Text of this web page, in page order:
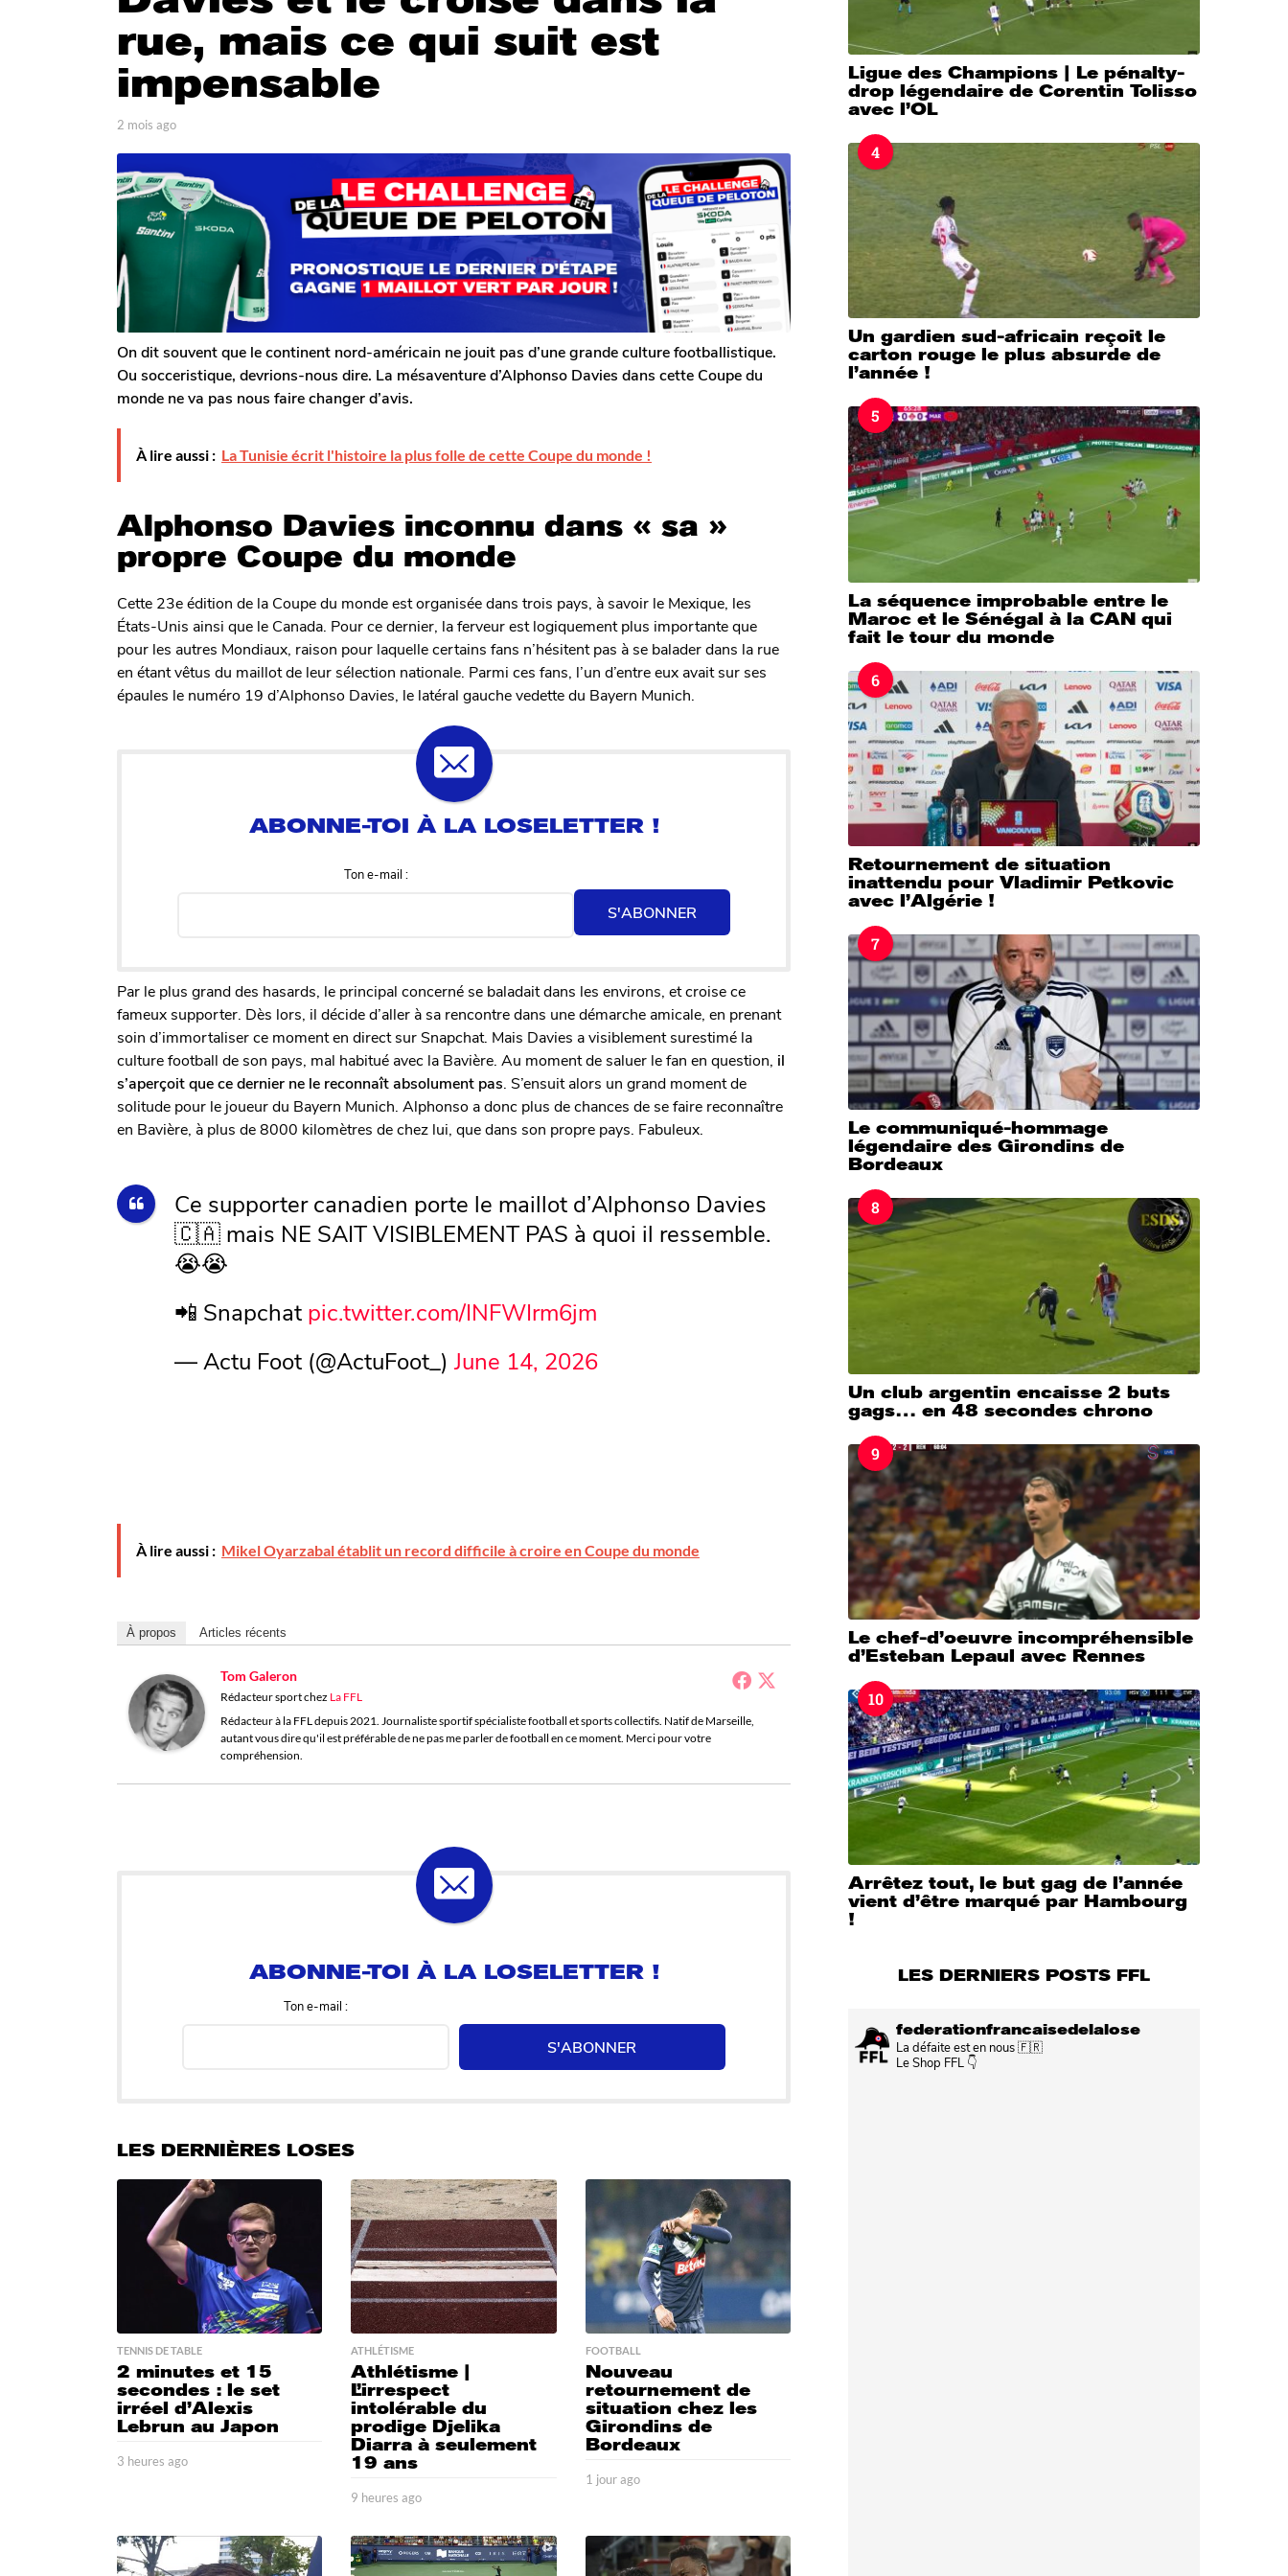
g
o
i
s
a
g
o
rue, mais ce qui suit est
impensable
p
r
T
o
m
G
a
l
e
r
o
n
2 mois ago
i
s
a
o
On dit souvent que le continent nord-américain ne jouit pas d’une grande culture footballistique.
Ou socceristique, devrions-nous dire. La mésaventure d’Alphonso Davies dans cette Coupe du
monde ne va pas nous faire changer d’avis.
À lire aussi : La Tunisie écrit l'histoire la plus folle de cette Coupe du monde !
Alphonso Davies inconnu dans « sa »
propre Coupe du monde
Cette 23e édition de la Coupe du monde est organisée dans trois pays, à savoir le Mexique, les
États-Unis ainsi que le Canada. Pour ce dernier, la ferveur est logiquement plus importante que
pour les autres Mondiaux, raison pour laquelle certains fans n’hésitent pas à se balader dans la rue
en étant vêtus du maillot de leur sélection nationale. Parmi ces fans, l’un d’entre eux avait sur ses
épaules le numéro 19 d’Alphonso Davies, le latéral gauche vedette du Bayern Munich.
Ton e-mail :
S'ABONNER
Par le plus grand des hasards, le principal concerné se baladait dans les environs, et croise ce
fameux supporter. Dès lors, il décide d’aller à sa rencontre dans une démarche amicale, en prenant
soin d’immortaliser ce moment en direct sur Snapchat. Mais Davies a visiblement surestimé la
culture football de son pays, mal habitué avec la Bavière. Au moment de saluer le fan en question, il
s’aperçoit que ce dernier ne le reconnaît absolument pas. S’ensuit alors un grand moment de
solitude pour le joueur du Bayern Munich. Alphonso a donc plus de chances de se faire reconnaître
en Bavière, à plus de 8000 kilomètres de chez lui, que dans son propre pays. Fabuleux.
Ce supporter canadien porte le maillot d’Alphonso Davies
🇨🇦 mais NE SAIT VISIBLEMENT PAS à quoi il ressemble.
😭😭
📲 Snapchat pic.twitter.com/INFWIrm6jm
— Actu Foot (@ActuFoot_)June 14, 2026
À lire aussi : Mikel Oyarzabal établit un record difficile à croire en Coupe du monde
À propos Articles récents
Tom Galeron
Rédacteur sportchez La FFL
Rédacteur à la FFL depuis 2021. Journaliste sportif spécialiste football et sports collectifs. Natif de Marseille,
autant vous dire qu'il est préférable de ne pas me parler de football en ce moment. Merci pour votre
compréhension.
Ton e-mail :
S'ABONNER
LES DERNIÈRES LOSES
TENNIS DE TABLE
2 minutes et 15
secondes : le set
irréel d’Alexis
Lebrun au Japon
3 heures ago
r
s
ATHLÉTISME
Athlétisme |
L’irrespect
intolérable du
prodige Djelika
Diarra à seulement
19 ans
9 heures ago
e
u
r
FOOTBALL
Nouveau
retournement de
situation chez les
Girondins de
Bordeaux
1 jour ago1
u
r
a
Ligue des Champions | Le pénalty-
drop légendaire de Corentin Tolisso
avec l’OL
4
Un gardien sud-africain reçoit le
carton rouge le plus absurde de
l’année !
5
La séquence improbable entre le
Maroc et le Sénégal à la CAN qui
fait le tour du monde
6
Retournement de situation
inattendu pour Vladimir Petkovic
avec l’Algérie !
7
Le communiqué-hommage
légendaire des Girondins de
Bordeaux
8
Un club argentin encaisse 2 buts
gags… en 48 secondes chrono
9
Le chef-d’oeuvre incompréhensible
d’Esteban Lepaul avec Rennes
10
Arrêtez tout, le but gag de l’année
vient d’être marqué par Hambourg
!
LES DERNIERS POSTS FFL
federationfrancaisedelalose
La défaite est en nous 🇫🇷
Le Shop FFL 👇